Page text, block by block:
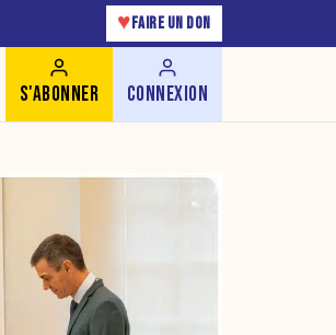
♥ FAIRE UN DON
S'ABONNER CONNEXION